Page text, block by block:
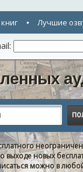
Лучшие
выходе новых
можно в